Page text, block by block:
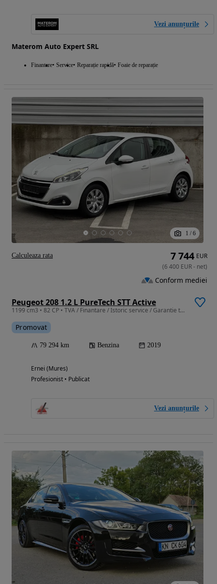
Vezi anunțurile
Materom Auto Expert SRL
Finantare Service Reparație rapidă Foaie de reparație
1 / 6
Peugeot 208 1.2 L PureTech STT Active
1199 cm3 • 82 CP • TVA / Finantare / Istoric service / Garantie tehnica
Promovat
79 294 km Benzina 2019
Ernei (Mures)
Profesionist • Publicat
Vezi anunțurile
7 744 EUR
(6 400 EUR- net)
Conform mediei
Calculeaza rata